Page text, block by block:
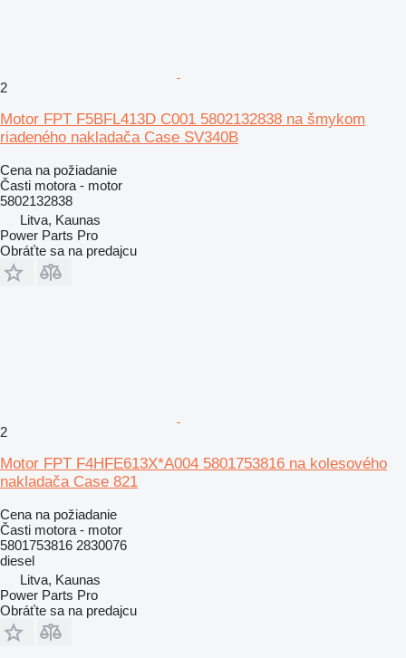
2
Motor FPT F5BFL413D C001 5802132838 na šmykom
riadeného nakladača Case SV340B
Cena na požiadanie
Časti motora - motor
5802132838
Litva, Kaunas
Power Parts Pro
Obráťte sa na predajcu
2
Motor FPT F4HFE613X*A004 5801753816 na kolesového
nakladača Case 821
Cena na požiadanie
Časti motora - motor
5801753816 2830076
diesel
Litva, Kaunas
Power Parts Pro
Obráťte sa na predajcu